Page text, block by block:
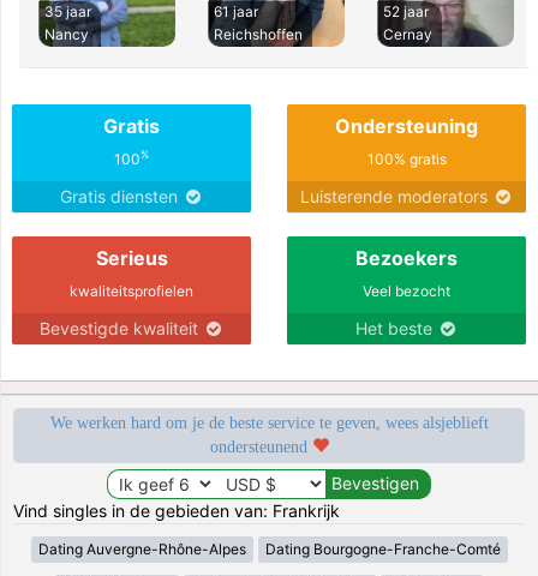
35 jaar
Nancy
61 jaar
Reichshoffen
52 jaar
Cernay
Gratis
100%
Gratis diensten
Ondersteuning
100% gratis
Luisterende moderators
Serieus
kwaliteitsprofielen
Bevestigde kwaliteit
Bezoekers
Veel bezocht
Het beste
We werken hard om je de beste service te geven, wees alsjeblieft
ondersteunend
Vind singles in de gebieden van: Frankrijk
Dating Auvergne-Rhône-Alpes Dating Bourgogne-Franche-Comté